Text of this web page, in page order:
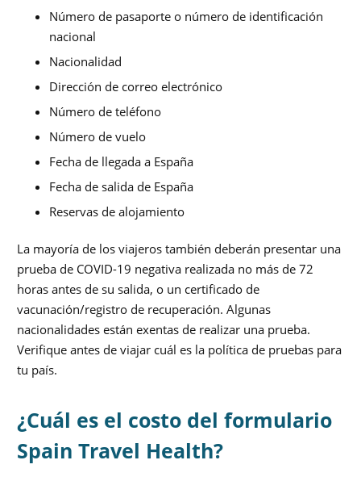
Número de pasaporte o número de identificación
nacional
Nacionalidad
Dirección de correo electrónico
Número de teléfono
Número de vuelo
Fecha de llegada a España
Fecha de salida de España
Reservas de alojamiento
La mayoría de los viajeros también deberán presentar una
prueba de COVID-19 negativa realizada no más de 72
horas antes de su salida, o un certificado de
vacunación/registro de recuperación. Algunas
nacionalidades están exentas de realizar una prueba.
Verifique antes de viajar cuál es la política de pruebas para
tu país.
¿Cuál es el costo del formulario
Spain Travel Health?